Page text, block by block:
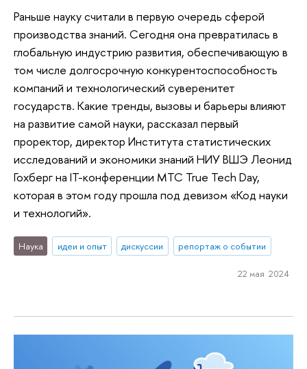
Раньше науку считали в первую очередь сферой
производства знаний. Сегодня она превратилась в
глобальную индустрию развития, обеспечивающую в
том числе долгосрочную конкурентоспособность
компаний и технологический суверенитет
государств. Какие тренды, вызовы и барьеры влияют
на развитие самой науки, рассказал первый
проректор, директор Института статистических
исследований и экономики знаний НИУ ВШЭ Леонид
Гохберг на IT-конференции МТС True Tech Day,
которая в этом году прошла под девизом «Код науки
и технологий».
Наука идеи и опыт дискуссии репортаж о событии
22 мая 2024